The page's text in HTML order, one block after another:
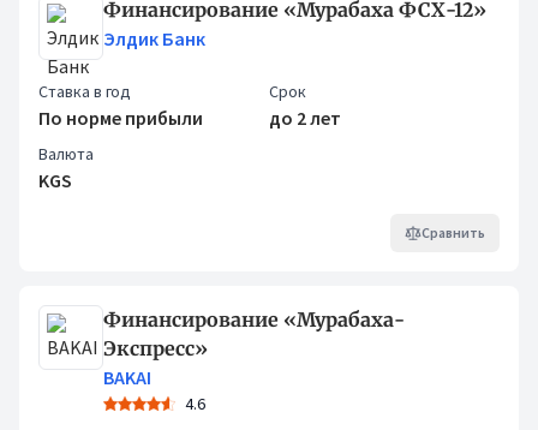
Финансирование «Мурабаха ФСХ-12»
Элдик Банк
Ставка в год
По норме прибыли
Срок
до 2 лет
Валюта
KGS
Сравнить
Финансирование «Мурабаха-
Экспресс»
BAKAI
4.6